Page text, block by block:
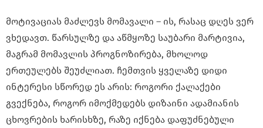
მოტივაციას მაძლევს მომავალი – ის, რასაც დღეს ვერ
ვხედავთ. წარსულზე და აწმყოზე საუბარი მარტივია,
მაგრამ მომავლის პროგნოზირება, მხოლოდ
ერთეულებს შეუძლიათ. ჩემთვის ყველაზე დიდი
ინტერესი სწორედ ეს არის: როგორი ქალაქები
გვექნება, როგორ იმოქმედებს დიზაინი ადამიანის
ცხოვრების ხარისხზე, რაზე იქნება დაფუძნებული